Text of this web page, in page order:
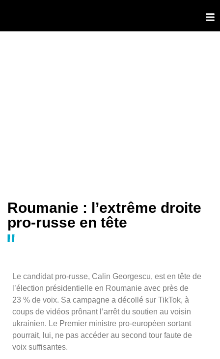
Roumanie : l’extrême droite
pro-russe en tête
Le candidat pro-russe, Calin Georgescu, est en tête de
l’élection présidentielle en Roumanie avec près de
23 % de voix. Sa campagne a décollé sur TikTok, à
coups de vidéos prônant l’arrêt du soutien au voisin
ukrainien. Le Premier ministre pro-européen sortant
pourrait, lui, ne pas accéder au second tour faute de
voix suffisantes.